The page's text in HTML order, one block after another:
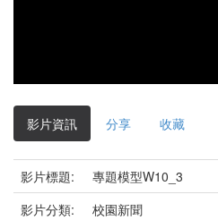
影片資訊 分享 收藏
影片標題:
專題模型W10_3
影片分類:
校園新聞